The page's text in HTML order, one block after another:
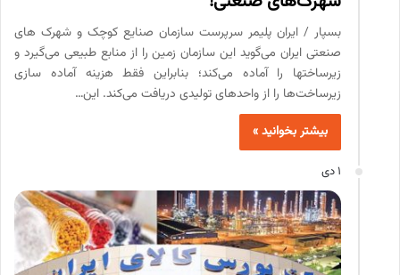
بسپار / ایران پلیمر سرپرست سازمان صنایع کوچک و شهرک های
صنعتی ایران می‌گوید این سازمان زمین را از منابع طبیعی می‌گیرد و
زیرساختها را آماده می‌کند؛ بنابراین فقط هزینه آماده سازی
زیرساخت‌ها را از واحدهای تولیدی دریافت می‌کند. این…
بیشتر بخوانید »
1 دی